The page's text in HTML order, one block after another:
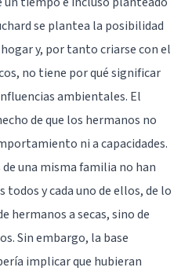
se plantea la posibilidad
y, por tanto criarse con el
no tiene por qué significar
ambientales. El
de que los hermanos no
ni a capacidades.
una misma familia no han
todos y cada uno de ellos, de lo
hermanos a secas, sino de
Sin embargo, la base
implicar que hubieran